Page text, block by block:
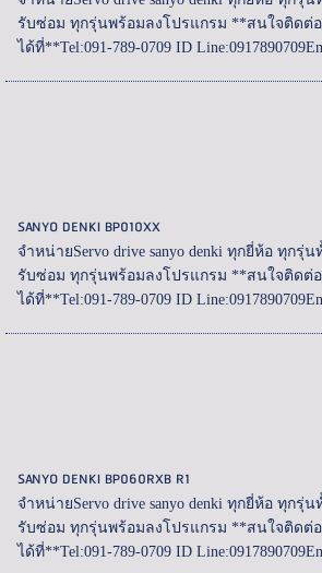
รับซ่อม ทุกรุ่นพร้อมลงโปรแกรม **สนใจติดต่
ได้ที่**Tel:091-789-0709 ID
SANYO DENKI BP010XX
จำหน่ายServo drive sanyo denki ทุกยี่ห้อ ทุกรุ่
รับซ่อม ทุกรุ่นพร้อมลงโปรแกรม **สนใจติดต่
ได้ที่**Tel:091-789-0709 ID
SANYO DENKI BP060RXB R1
จำหน่ายServo drive sanyo denki ทุกยี่ห้อ ทุกรุ่
รับซ่อม ทุกรุ่นพร้อมลงโปรแกรม **สนใจติดต่
ได้ที่**Tel:091-789-0709 ID